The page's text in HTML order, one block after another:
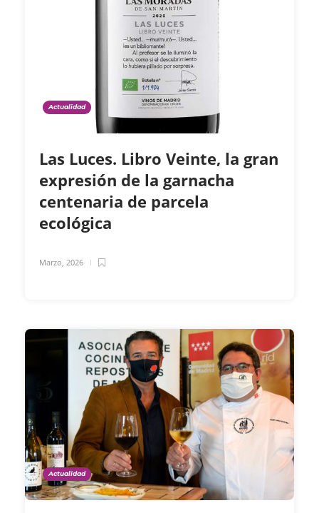
Actualidad
Las Luces. Libro Veinte, la gran
expresión de la garnacha
centenaria de parcela
ecológica
Marzo, 2026
Actualidad